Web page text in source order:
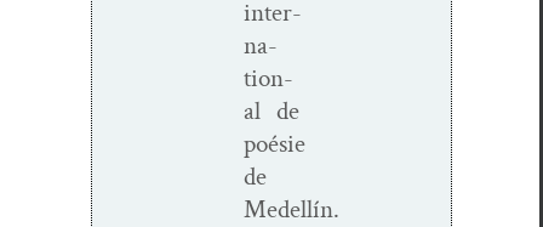
inter­
na­
tion­
al de
poésie
de
Medellín.